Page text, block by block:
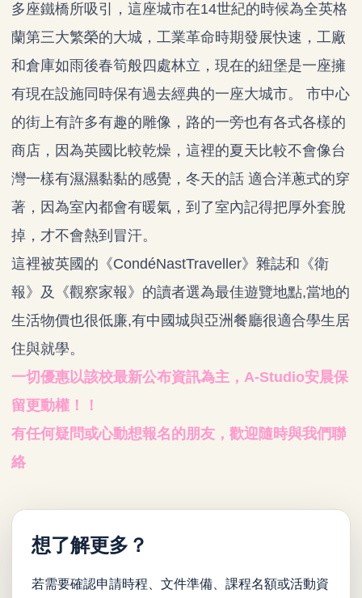
多座鐵橋所吸引，這座城市在14世紀的時候為全英格
蘭第三大繁榮的大城，工業革命時期發展快速，工廠
和倉庫如雨後春筍般四處林立，現在的紐堡是一座擁
有現在設施同時保有過去經典的一座大城市。 市中心
的街上有許多有趣的雕像，路的一旁也有各式各樣的
商店，因為英國比較乾燥，這裡的夏天比較不會像台
灣一樣有濕濕黏黏的感覺，冬天的話 適合洋蔥式的穿
著，因為室內都會有暖氣，到了室內記得把厚外套脫
掉，才不會熱到冒汗。
這裡被英國的《CondéNastTraveller》雜誌和《衛
報》及《觀察家報》的讀者選為最佳遊覽地點,當地的
生活物價也很低廉,有中國城與亞洲餐廳很適合學生居
住與就學。
一切優惠以該校最新公布資訊為主，A-Studio安晨保
留更動權！！
有任何疑問或心動想報名的朋友，歡迎隨時與我們聯
絡
想了解更多？
若需要確認申請時程、文件準備、課程名額或活動資